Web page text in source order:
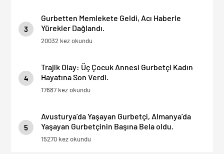
3
Gurbetten Memlekete Geldi, Acı Haberle
Yürekler Dağlandı.
20032 kez okundu
4
Trajik Olay: Üç Çocuk Annesi Gurbetçi Kadın
Hayatına Son Verdi.
17687 kez okundu
5
Avusturya’da Yaşayan Gurbetçi, Almanya’da
Yaşayan Gurbetçinin Başına Bela oldu.
15270 kez okundu